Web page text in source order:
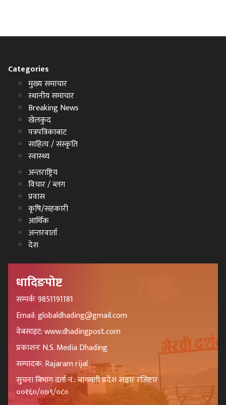
Categories
मुख्य समाचार
स्थानीय समाचार
Breaking News
खेलकुद
पत्रपत्रिकाबाट
साहित्य / संस्कृति
स्वास्थ्य
अन्तराष्ट्रिय
विचार / ब्लग
प्रवास
कृषि/सहकारी
आर्थिक
अन्तरवार्ता
देश
धादिङपोष्ट
सम्पर्कः 9851191181
Email: globaldhading@gmail.com
वेबसाइट: www.dhadingpost.com
प्रकाशनः N.S. Media Dhading
सम्पादक: Rajaram rijal
सुचना बिभाग दर्ता नं.: बागमती प्रदेश सञ्चार रजिष्टार
००१६०/०७९/०८०